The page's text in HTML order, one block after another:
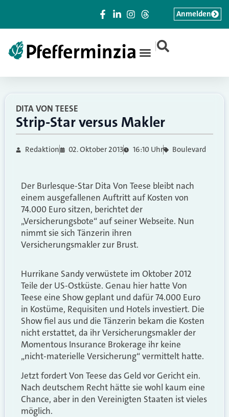
|
Anmelden
DITA VON TEESE
Strip-Star versus Makler
Redaktion 02. Oktober 2013 16:10 Uhr Boulevard
Der Burlesque-Star Dita Von Teese bleibt nach
einem ausgefallenen Auftritt auf Kosten von
74.000 Euro sitzen, berichtet der
„Versicherungsbote“ auf seiner Webseite. Nun
nimmt sie sich Tänzerin ihren
Versicherungsmakler zur Brust.
Hurrikane Sandy verwüstete im Oktober 2012
Teile der US-Ostküste. Genau hier hatte Von
Teese eine Show geplant und dafür 74.000 Euro
in Kostüme, Requisiten und Hotels investiert. Die
Show fiel aus und die Tänzerin bekam die Kosten
nicht erstattet, da ihr Versicherungsmakler der
Momentous Insurance Brokerage ihr keine
„nicht-materielle Versicherung“ vermittelt hatte.
Jetzt fordert Von Teese das Geld vor Gericht ein.
Nach deutschem Recht hätte sie wohl kaum eine
Chance, aber in den Vereinigten Staaten ist vieles
möglich.